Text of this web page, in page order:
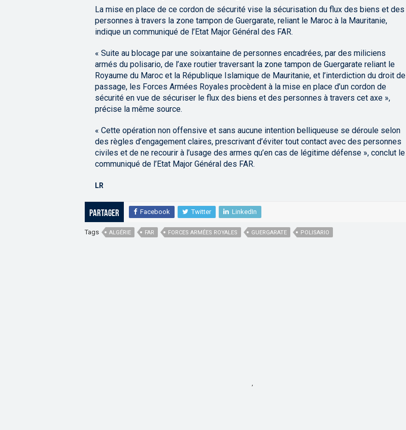
La mise en place de ce cordon de sécurité vise la sécurisation du flux des biens et des
personnes à travers la zone tampon de Guergarate, reliant le Maroc à la Mauritanie,
indique un communiqué de l’Etat Major Général des FAR.
« Suite au blocage par une soixantaine de personnes encadrées, par des miliciens
armés du polisario, de l’axe routier traversant la zone tampon de Guergarate reliant le
Royaume du Maroc et la République Islamique de Mauritanie, et l’interdiction du droit de
passage, les Forces Armées Royales procèdent à la mise en place d’un cordon de
sécurité en vue de sécuriser le flux des biens et des personnes à travers cet axe »,
précise la même source.
« Cette opération non offensive et sans aucune intention belliqueuse se déroule selon
des règles d’engagement claires, prescrivant d’éviter tout contact avec des personnes
civiles et de ne recourir à l’usage des armes qu’en cas de légitime défense », conclut le
communiqué de l’Etat Major Général des FAR.
LR
Partager Facebook Twitter LinkedIn
Tags ALGÉRIE FAR FORCES ARMÉES ROYALES GUERGARATE POLISARIO